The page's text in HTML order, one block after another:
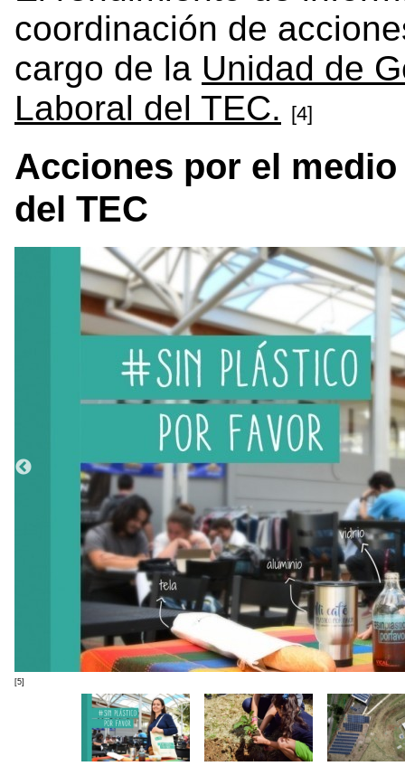
coordinación de
cargo de la Unidad de
Laboral del TEC. [4]
Acciones por el
del TEC
[5]